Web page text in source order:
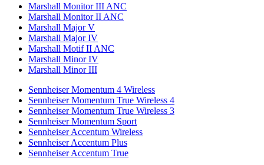
Marshall Monitor III ANC
Marshall Monitor II ANC
Marshall Major V
Marshall Major IV
Marshall Motif II ANC
Marshall Minor IV
Marshall Minor III
Sennheiser Momentum 4 Wireless
Sennheiser Momentum True Wireless 4
Sennheiser Momentum True Wireless 3
Sennheiser Momentum Sport
Sennheiser Accentum Wireless
Sennheiser Accentum Plus
Sennheiser Accentum True